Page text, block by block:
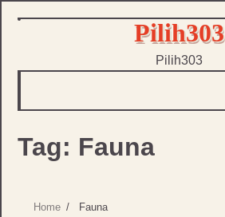
Pilih303
Pilih303
Tag: Fauna
Home Fauna